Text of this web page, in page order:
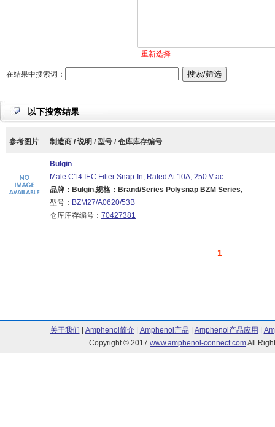
重新选择
在结果中搜索词：
以下搜索结果
参考图片 制造商 / 说明 / 型号 / 仓库库存编号
Bulgin
Male C14 IEC Filter Snap-In, Rated At 10A, 250 V ac
品牌：Bulgin,规格：Brand/Series Polysnap BZM Series,
型号： BZM27/A0620/53B
仓库库存编号： 70427381
1
关于我们 Amphenol简介| Amphenol产品 Amphenol产品应用
Copyright © 2017 www.amphenol-connect.comAll